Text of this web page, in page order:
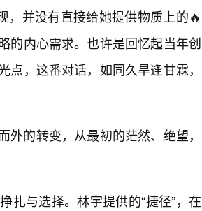
，并没有直接给她提供物质上的🔥
的内心需求。也许是回忆起当年创
，这番对话，如同久旱逢甘霖，
的转变，从最初的茫然、绝望，
扎与选择。林宇提供的“捷径”，在